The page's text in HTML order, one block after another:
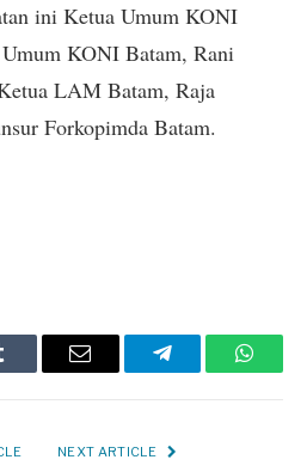
ini Ketua Umum KONI
KONI Batam, Rani
LAM Batam, Raja
Forkopimda Batam.
Email Telegram
NEXT ARTICLE